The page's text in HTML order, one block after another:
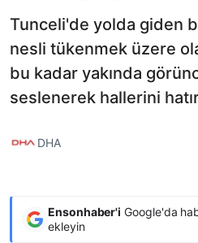
Tunceli'de yolda giden
nesli tükenmek üzere
bu kadar yakında
seslenerek hallerini
DHA
Ensonhaber'i Google'da
ekleyin